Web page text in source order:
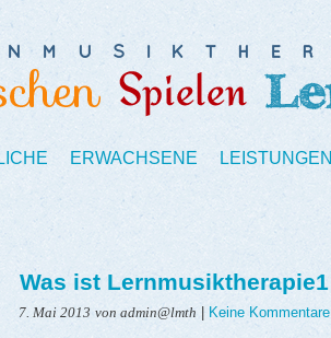
ERWACHSENE LEISTUNGEN
Was ist Lernmusiktherapie1
7. Mai 2013 von admin@lmth Keine Kommentare